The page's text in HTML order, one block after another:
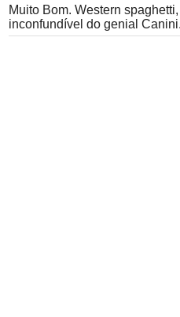
Muito Bom. Western
inconfundível do genial